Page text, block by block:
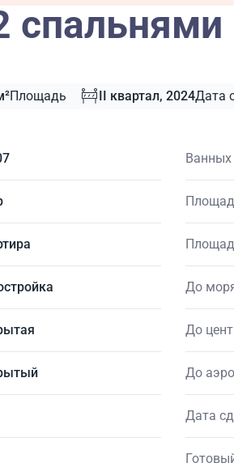
Площадь II квартал, 2024Дата
Ванных
До
До
До
Дата